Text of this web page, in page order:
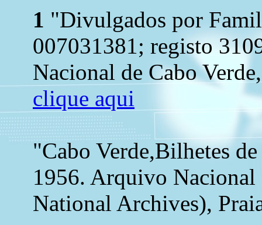
1 "Divulgados por
007031381; registo
Nacional de Cabo
clique aqui
"Cabo Verde,Bilhetes
1956. Arquivo Nacional
National Archives),